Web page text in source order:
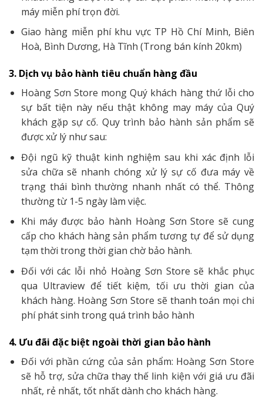
máy miễn phí trọn đời.
Giao hàng miễn phí khu vực TP Hồ Chí Minh, Biên
Hoà, Bình Dương, Hà Tĩnh (Trong bán kính 20km)
3. Dịch vụ bảo hành tiêu chuẩn hàng đầu
Hoàng Sơn Store mong Quý khách hàng thứ lỗi cho
sự bất tiện này nếu thật không may máy của Quý
khách gặp sự cố. Quy trình bảo hành sản phẩm sẽ
được xử lý như sau:
Đội ngũ kỹ thuật kinh nghiệm sau khi xác định lỗi
sửa chữa sẽ nhanh chóng xử lý sự cố đưa máy về
trạng thái bình thường nhanh nhất có thể. Thông
thường từ 1-5 ngày làm việc.
Khi máy được bảo hành Hoàng Sơn Store sẽ cung
cấp cho khách hàng sản phẩm tương tự để sử dụng
tạm thời trong thời gian chờ bảo hành.
Đối với các lỗi nhỏ Hoàng Sơn Store sẽ khắc phục
qua Ultraview để tiết kiệm, tối ưu thời gian của
khách hàng. Hoàng Sơn Store sẽ thanh toán mọi chi
phí phát sinh trong quá trình bảo hành
4. Ưu đãi đặc biệt ngoài thời gian bảo hành
Đối với phần cứng của sản phẩm: Hoàng Sơn Store
sẽ hỗ trợ, sửa chữa thay thế linh kiện với giá ưu đãi
nhất, rẻ nhất, tốt nhất dành cho khách hàng.